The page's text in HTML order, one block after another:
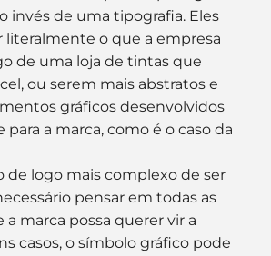
invés de uma tipografia. Eles
literalmente o que a empresa
de uma loja de tintas que
ou serem mais abstratos e
gráficos desenvolvidos
a marca, como é o caso da
de logo mais complexo de ser
pensar em todas as
a marca possa querer vir a
casos, o símbolo gráfico pode